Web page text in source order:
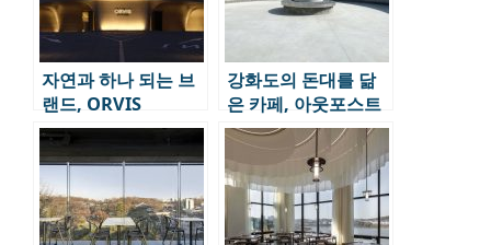
자연과 하나 되는 브
랜드, ORVIS
강화도의 돈대를 닮
은 카페, 아웃포스트